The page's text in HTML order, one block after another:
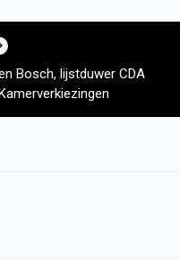
Bosch, lijstduwer CDA